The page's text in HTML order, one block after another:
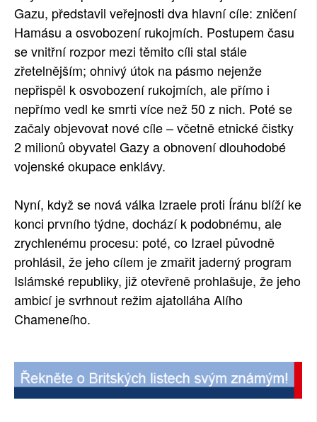
Gazu, představil veřejnosti dva hlavní cíle: zničení
Hamásu a osvobození rukojmích. Postupem času
se vnitřní rozpor mezi těmito cíli stal stále
zřetelnějším; ohnivý útok na pásmo nejenže
nepřispěl k osvobození rukojmích, ale přímo i
nepřímo vedl ke smrti více než 50 z nich. Poté se
začaly objevovat nové cíle – včetně etnické čistky
2 milionů obyvatel Gazy a obnovení dlouhodobé
vojenské okupace enklávy.
Nyní, když se nová válka Izraele proti Íránu blíží ke
konci prvního týdne, dochází k podobnému, ale
zrychlenému procesu: poté, co Izrael původně
prohlásil, že jeho cílem je zmařit jaderný program
Islámské republiky, již otevřeně prohlašuje, že jeho
ambicí je svrhnout režim ajatolláha Alího
Chameneího.